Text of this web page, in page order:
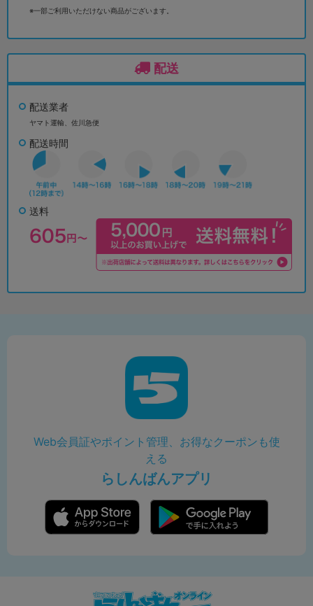
※一部ご利用いただけない商品がございます。
配送
配送業者
ヤマト運輸、佐川急便
配送時間
送料
Web会員証やポイント管理、お得なクーポンも使
える
らしんばんアプリ